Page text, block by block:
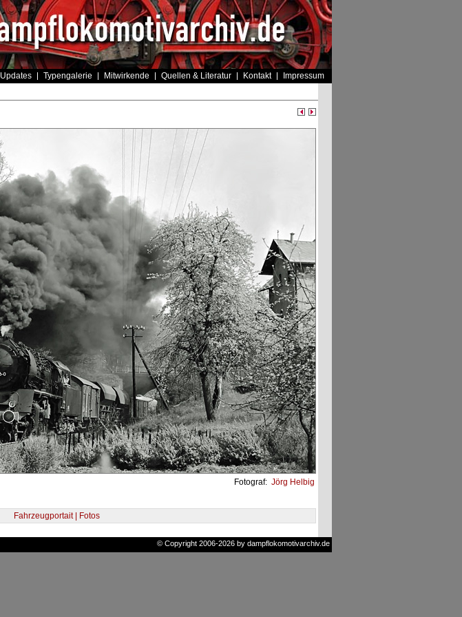
Updates Typengalerie Mitwirkende Quellen & Literatur Kontakt Impressum
Fotograf: Jörg Helbig
Fahrzeugportait | Fotos
© Copyright 2006-2026 by dampflokomotivarchiv.de